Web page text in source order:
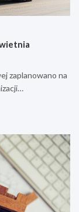
zaplanowano na